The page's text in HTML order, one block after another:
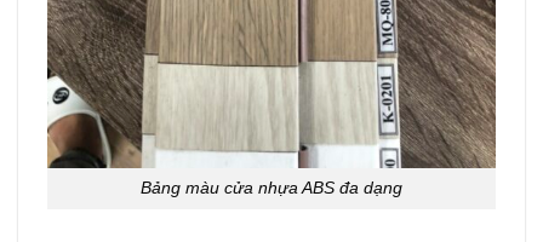
Bảng màu cửa nhựa ABS đa dạng